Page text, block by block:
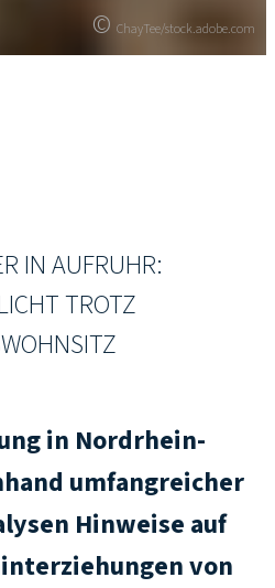
© ChayTee/stock.adobe.com
© ChayTee/stock.adobe.com
IN AUFRUHR:
TROTZ
in Nordrhein-
umfangreicher
Hinweise auf
von